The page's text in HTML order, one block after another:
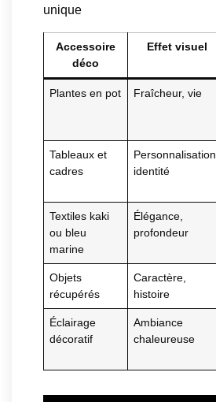
unique
Accessoire
déco
Effet visuel
Plantes en pot Fraîcheur, vie
Tableaux et
cadres
Personnalisation,
identité
Textiles kaki
ou bleu
marine
Élégance,
profondeur
Objets
récupérés
Caractère,
histoire
Éclairage
décoratif
Ambiance
chaleureuse